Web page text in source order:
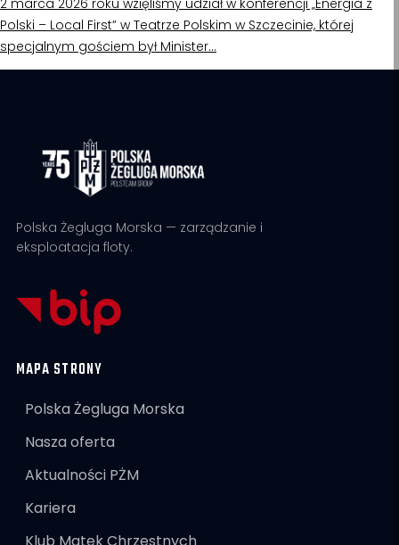
2 marca 2026 roku wzięliśmy udział w konferencji „Energia z
Polski – Local First” w Teatrze Polskim w Szczecinie, której
specjalnym gościem był Minister…
Polska Żegluga Morska — zarządzanie i
eksploatacja floty.
MAPA STRONY
Polska Żegluga Morska
Nasza oferta
Aktualności PŻM
Kariera